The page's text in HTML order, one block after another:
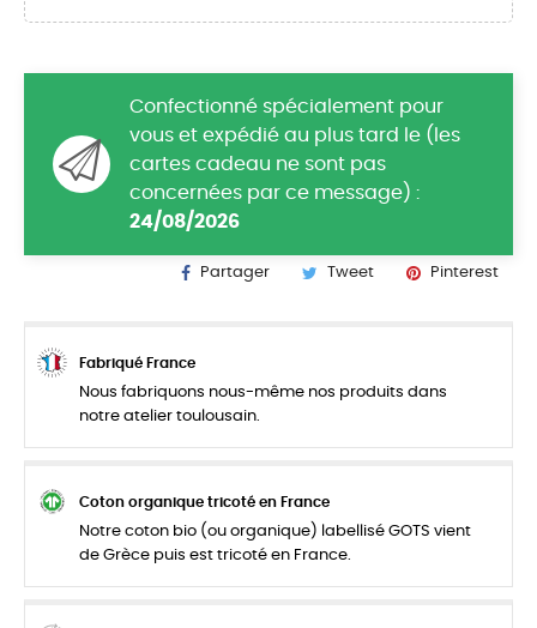
Confectionné spécialement pour
vous et expédié au plus tard le (les
cartes cadeau ne sont pas
concernées par ce message) :
24/08/2026
Partager Tweet Pinterest
Fabriqué France
Nous fabriquons nous-même nos produits dans
notre atelier toulousain.
Coton organique tricoté en France
Notre coton bio (ou organique) labellisé GOTS vient
de Grèce puis est tricoté en France.